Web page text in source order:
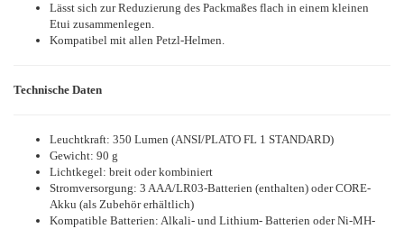
Lässt sich zur Reduzierung des Packmaßes flach in einem kleinen
Etui zusammenlegen.
Kompatibel mit allen Petzl-Helmen.
Technische Daten
Leuchtkraft: 350 Lumen (ANSI/PLATO FL 1 STANDARD)
Gewicht: 90 g
Lichtkegel: breit oder kombiniert
Stromversorgung: 3 AAA/LR03-Batterien (enthalten) oder CORE-
Akku (als Zubehör erhältlich)
Kompatible Batterien: Alkali- und Lithium- Batterien oder Ni-MH-